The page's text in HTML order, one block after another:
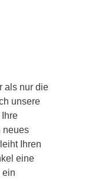
als nur die
unsere
neues
Ihren
eine
ein